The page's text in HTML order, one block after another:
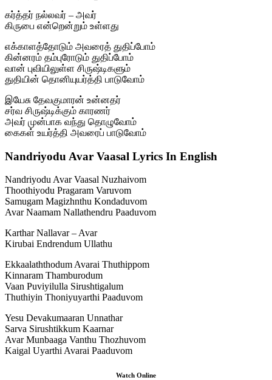
கர்த்தர் நல்லவர் – அவர்
கிருபை என்றென்றும் உள்ளது
எக்காளத்தோடும் அவரைத் துதிப்போம்
கின்னரம் தம்புரோடும் துதிப்போம்
வான் புவியிலுள்ள சிருஷ்டிகளும்
துதியின் தொனியுயர்த்தி பாடுவோம்
இயேசு தேவகுமாரன் உன்னதர்
சர்வ சிருஷ்டிக்கும் காரணர்
அவர் முன்பாக வந்து தொழுவோம்
கைகள் உயர்த்தி அவரைப் பாடுவோம்
Nandriyodu Avar Vaasal Lyrics In English
Nandriyodu Avar Vaasal Nuzhaivom
Thoothiyodu Pragaram Varuvom
Samugam Magizhnthu Kondaduvom
Avar Naamam Nallathendru Paaduvom
Karthar Nallavar – Avar
Kirubai Endrendum Ullathu
Ekkaalaththodum Avarai Thuthippom
Kinnaram Thamburodum
Vaan Puviyilulla Sirushtigalum
Thuthiyin Thoniyuyarthi Paaduvom
Yesu Devakumaaran Unnathar
Sarva Sirushtikkum Kaarnar
Avar Munbaaga Vanthu Thozhuvom
Kaigal Uyarthi Avarai Paaduvom
Watch Online